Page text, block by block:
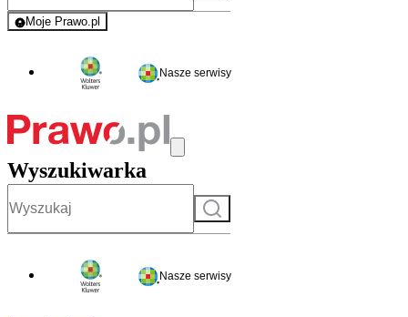
Moje Prawo.pl
- rejestracja i logowanie do serwisu
Nasze serwisy
Wyszukiwarka
Szukaj
Nasze serwisy